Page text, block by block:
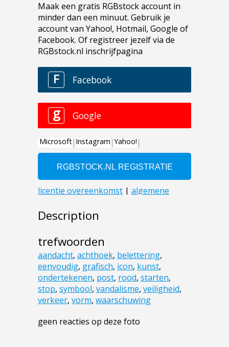
Description
trefwoorden
aandacht, achthoek, belettering,
eenvoudig, grafisch, icon, kunst,
ondertekenen, post, rood, starten,
stop, symbool, vandalisme, veiligheid,
verkeer, vorm, waarschuwing
geen reacties op deze foto